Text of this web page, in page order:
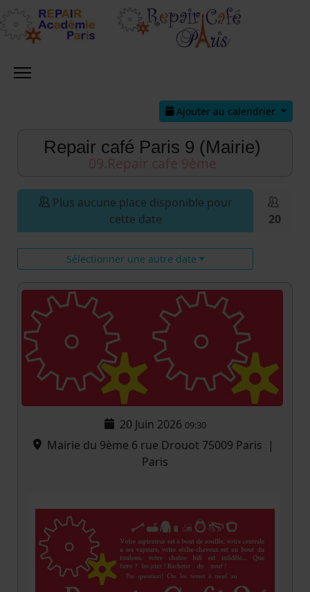
Ajouter au calendrier
Repair café Paris 9 (Mairie)
09.Repair cafe 9ème
Plus aucune place disponible pour
cette date
Sélectionner une autre date
20
20 Juin 2026 09:30
Mairie du 9ème 6 rue Drouot 75009 Paris |
Paris